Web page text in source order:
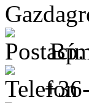
Bp.